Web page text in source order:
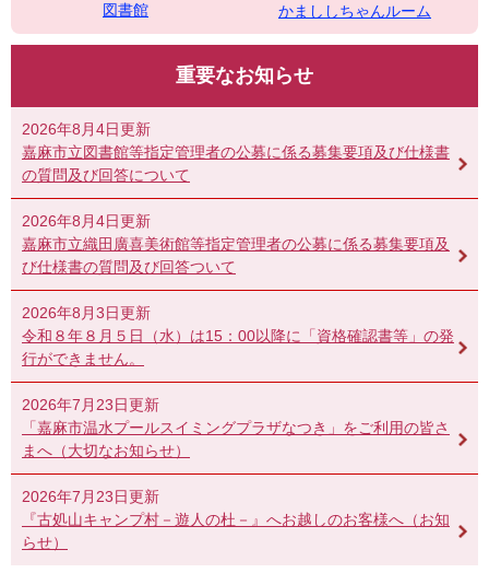
図書館 かまししちゃんルーム
重要なお知らせ
2026年8月4日更新
嘉麻市立図書館等指定管理者の公募に係る募集要項及び仕様書
の質問及び回答について
2026年8月4日更新
嘉麻市立織田廣喜美術館等指定管理者の公募に係る募集要項及
び仕様書の質問及び回答ついて
2026年8月3日更新
令和８年８月５日（水）は15：00以降に「資格確認書等」の発
行ができません。
2026年7月23日更新
「嘉麻市温水プールスイミングプラザなつき」をご利用の皆さ
まへ（大切なお知らせ）
2026年7月23日更新
『古処山キャンプ村－遊人の杜－』へお越しのお客様へ（お知
らせ）